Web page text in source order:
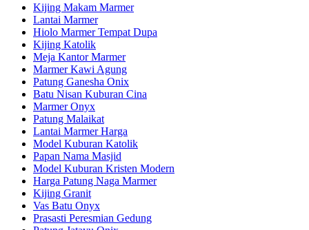
Kijing Makam Marmer
Lantai Marmer
Hiolo Marmer Tempat Dupa
Kijing Katolik
Meja Kantor Marmer
Marmer Kawi Agung
Patung Ganesha Onix
Batu Nisan Kuburan Cina
Marmer Onyx
Patung Malaikat
Lantai Marmer Harga
Model Kuburan Katolik
Papan Nama Masjid
Model Kuburan Kristen Modern
Harga Patung Naga Marmer
Kijing Granit
Vas Batu Onyx
Prasasti Peresmian Gedung